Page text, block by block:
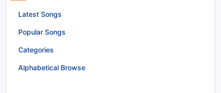
Latest Songs
Popular Songs
Categories
Alphabetical Browse